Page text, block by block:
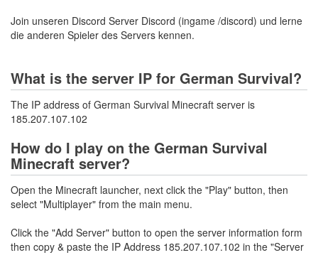
Join unseren Discord Server Discord (ingame /discord) und lerne
die anderen Spieler des Servers kennen.
What is the server IP for German Survival?
The IP address of German Survival Minecraft server is
185.207.107.102
How do I play on the German Survival
Minecraft server?
Open the Minecraft launcher, next click the "Play" button, then
select "Multiplayer" from the main menu.
Click the "Add Server" button to open the server information form
then copy & paste the IP Address 185.207.107.102 in the "Server